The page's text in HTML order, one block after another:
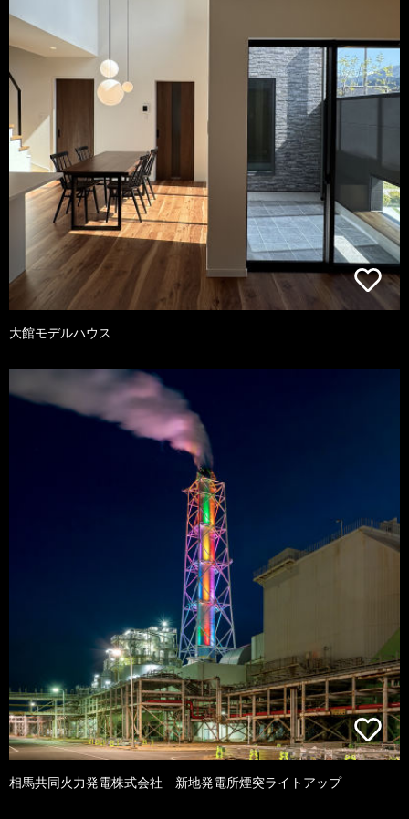
大館モデルハウス
相馬共同火力発電株式会社 新地発電所煙突ライトアップ